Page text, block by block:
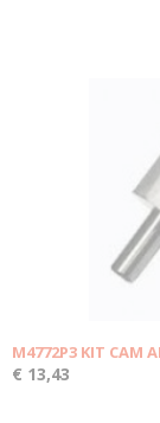
M4772P3 KIT CAM
€ 13,43